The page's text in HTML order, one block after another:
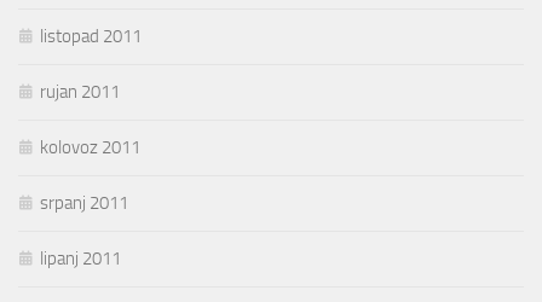
listopad 2011
rujan 2011
kolovoz 2011
srpanj 2011
lipanj 2011